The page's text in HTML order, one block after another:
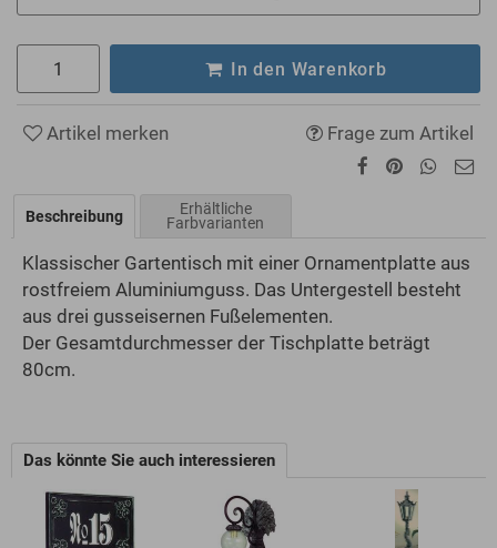
In den Warenkorb
Artikel merken Frage zum Artikel
Beschreibung
Erhältliche
Farbvarianten
Klassischer Gartentisch mit einer Ornamentplatte aus
rostfreiem Aluminiumguss. Das Untergestell besteht
aus drei gusseisernen Fußelementen.
Der Gesamtdurchmesser der Tischplatte beträgt
80cm.
Das könnte Sie auch interessieren